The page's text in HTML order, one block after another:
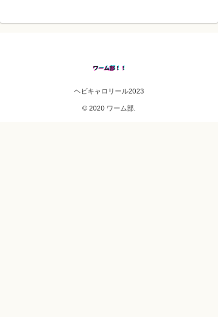
ヘビキャロリール2023
© 2020 ワーム部.